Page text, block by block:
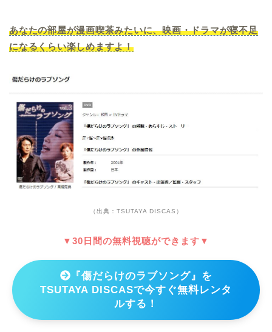
あなたの部屋が漫画喫茶みたいに、映画・ドラマが寝不足
になるくらい楽しめますよ！
（出典：TSUTAYA DISCAS）
▼30日間の無料視聴ができます▼
『傷だらけのラブソング』を
TSUTAYA DISCASで今すぐ無料レンタ
ルする！